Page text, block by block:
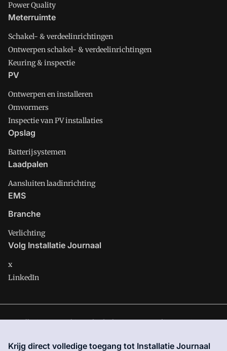
Power Quality
Meterruimte
Schakel- & verdeelinrichtingen
Ontwerpen schakel- & verdeelinrichtingen
Keuring & inspectie
PV
Ontwerpen en installeren
Omvormers
Inspectie van PV installaties
Opslag
Batterijsystemen
Laadpalen
Aansluiten laadinrichting
EMS
Branche
Verlichting
Volg Installatie Journaal
x
LinkedIn
Installatie Journaal is onderdeel van VMN media. Lees inons
site zijn de volgende regelingen van toepassing:Algemene
Krijg direct volledige toegang tot Installatie Journaal